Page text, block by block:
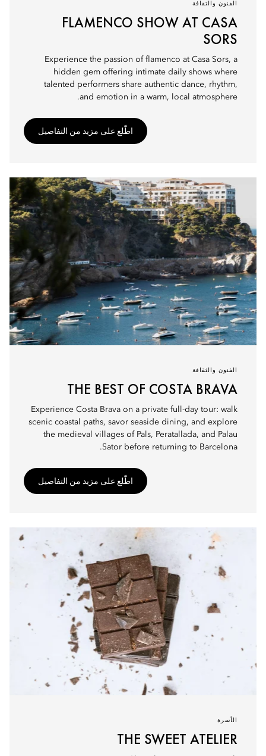
الفنون والثقافة
FLAMENCO SHOW AT CASA
SORS
Experience the passion of flamenco at Casa Sors, a
hidden gem offering intimate daily shows where
talented performers share authentic dance, rhythm,
and emotion in a warm, local atmosphere.
اطّلع على مزيد من التفاصيل
الفنون والثقافة
THE BEST OF COSTA BRAVA
Experience Costa Brava on a private full-day tour: walk
scenic coastal paths, savor seaside dining, and explore
the medieval villages of Pals, Peratallada, and Palau
Sator before returning to Barcelona.
اطّلع على مزيد من التفاصيل
الأسرة
THE SWEET ATELIER